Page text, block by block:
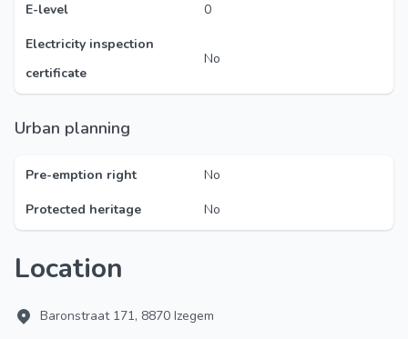
E-level
0
Electricity inspection
certificate
No
Urban planning
Pre-emption right
No
Protected heritage
No
Location
Baronstraat 171, 8870 Izegem